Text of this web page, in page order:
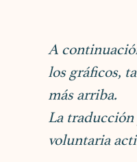
A
los gráficos,
más arriba.
La
voluntaria